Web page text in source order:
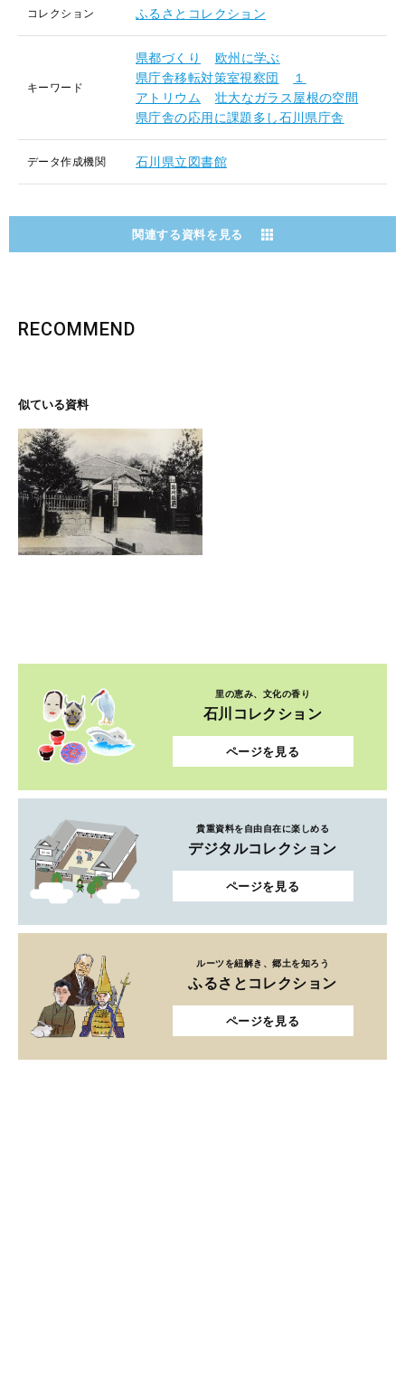
コレクション ふるさとコレクション
キーワード
県都づくり
欧州に学ぶ
県庁舎移転対策室視察団
１
アトリウム
壮大なガラス屋根の空間
県庁舎の応用に課題多し石川県庁舎
データ作成機関 石川県立図書館
関連する資料を見る
RECOMMEND
似ている資料
里の恵み、文化の香り
石川コレクション
ページを見る
貴重資料を自由自在に楽しめる
デジタルコレクション
ページを見る
ルーツを紐解き、郷土を知ろう
ふるさとコレクション
ページを見る